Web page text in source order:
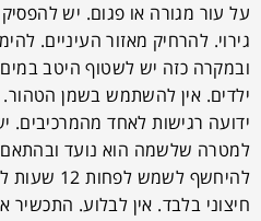
על עור מגורה או פגום. יש
גירוי. להרחיק מאזור העיניים.
ובמקרה כזה יש לשטוף היטב
ילדים. אין להשתמש בשמן
ידועה רגישות לאחד
למטרה שלשמה הוא נועד ובהתאם
להיחשף
חיצוני בלבד. אין לבלוע. התכשיר